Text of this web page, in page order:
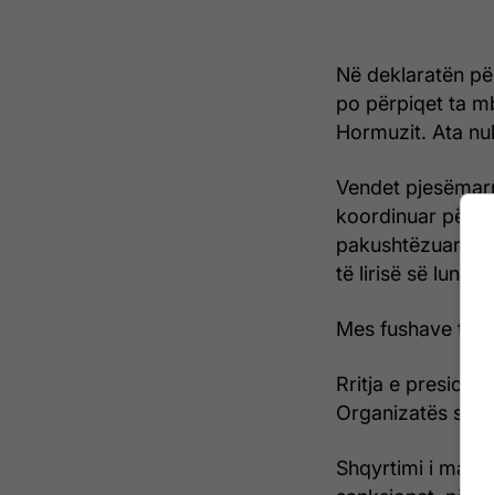
Në deklaratën
po përpiqet ta
Hormuzit. Ata
Vendet
koordinuar për
pakushtëzuar të
të lirisë së
Mes fushave të
Rritja e
Organizatës së
Shqyrtimi i